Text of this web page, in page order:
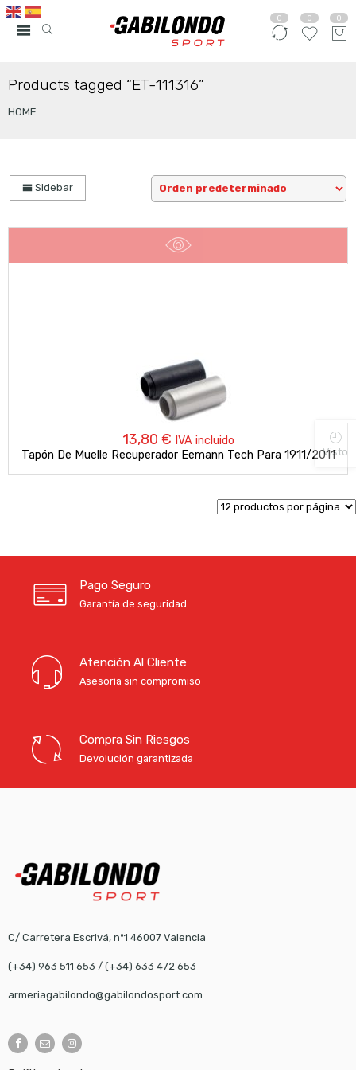
0 0 0
Products tagged “ET-111316”
HOME
Sidebar
13,80 € IVA incluido
Tapón De Muelle Recuperador Eemann Tech Para 1911/2011
Pago Seguro
Garantía de seguridad
Atención Al Cliente
Asesoría sin compromiso
Compra Sin Riesgos
Devolución garantizada
C/ Carretera Escrivá, nº1 46007 Valencia
(+34) 963 511 653 / (+34) 633 472 653
armeriagabilondo@gabilondosport.com
Visto